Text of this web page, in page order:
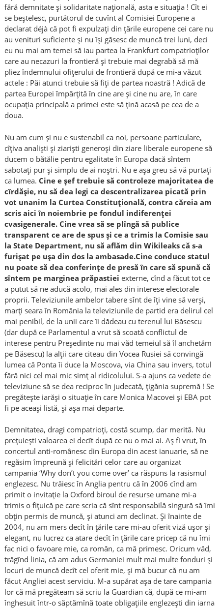
fără demnitate și solidaritate națională, asta e situația ! Cît ei
se beștelesc, purtătorul de cuvînt al Comisiei Europene a
declarat déjà că pot fi expulzați din țările europene cei care nu
au venituri suficiente și nu își găsesc de muncă trei luni, deci
eu nu mai am temei să iau partea la Frankfurt compatrioților
care au necazuri la frontieră și trebuie mai degrabă să mă
pliez îndemnului ofițerului de frontieră după ce mi-a văzut
actele : Păi atunci trebuie să fiți de partea noastră ! Adică de
partea Europei împărțită în cine are și cine nu are, în care
ocupația principală a primei este să țină acasă pe cea de a
doua.
Nu am cum și nu e sustenabil ca noi, persoane particulare,
cîțiva analiști și ziariști generoși din ziare liberale europene să
ducem o bătălie pentru egalitate în Europa dacă sîntem
sabotați pur și simplu de ai noștri. Nu e așa greu să vă purtați
ca lumea. Cine e șef trebuie să controleze majoritatea de
cîrdășie, nu să dea legi ca descentralizarea picată prin
vot unanim la Curtea Constituțională, contra căreia am
scris aici în noiembrie pe fondul indiferenței
cvasigenerale. Cine vrea să se plîngă să publice
transparent ce are de spus și ce a trimis la Comisie sau
la State Department, nu să aflăm din Wikileaks că s-a
furișat pe ușa din dos la ambasade.Cine conduce statul
nu poate să dea conferințe de presă în care să spună că
sîntem pe marginea prăpastiei externe, cînd a făcut tot ce
a putut să ne aducă acolo, mai ales din interese electorale
proprii. Televiziunile ambelor tabere sînt de îți vine să verși,
marți seara în România la televiziunile de partid era delirul cel
mai penibil, de la unii care îi dădeau cu terenul lui Băsescu
(dar după ce Parlamentul a vrut să scoată conflictul de
interese pentru Președinte nu mai văd temeiul să îl anchetăm
pe Băsescu) la alții care citeau din Vocea Rusiei să convingă
lumea că Ponta îi duce la Moscova, via China sau invers, totul
fără nici cel mai mic simț al ridicolului. S-a ajuns ca vedete de
televiziune să se dea reciproc în judecată, țigănia supremă ! Se
pregătește iarăși o situație în care Monica Macovei și EBA pot
fi pe aceași listă, și așa mai departe.
Demnitatea, dragi compatrioți, costă scump, dar merită. Nu
prețuiești valoarea ei decît după ce nu o mai ai. Aș fi vrut, în
concertul anti-românesc din Europa din acest ianuarie, să ne
regăsim împreună și felicitări celor care au organizat
campania ‘Why don’t you come over’ ca răspuns la rasismul
englezesc. Nu trăiesc în Anglia pentru că în 2006 cînd am
primit o invitație la Oxford biroul de resurse umane mi-a
trimis o fițuică pe care scria că sînt responsabilă singură să îmi
obțin permis de muncă, și atunci am declinat. Și înainte de
2004, nu am mers decît în țările care mi-au oferit viză ușor și
elegant, nu lucrez ca atare decît în țările care pricep că nu îmi
fac nici o favoare mie, ca român, ca mă primesc. Oricum văd,
trăgînd linia, că am adus Germaniei mult mai multe fonduri și
locuri de muncă decît cel oferit mie, și mă bucur că nu am
făcut Angliei acest serviciu. M-a supărat așa de tare campania
lor că mă pregăteam să scriu la Guardian că, după ce mi-am
înghesuit într-o săptămînă toate obligațiile englezești din iarna